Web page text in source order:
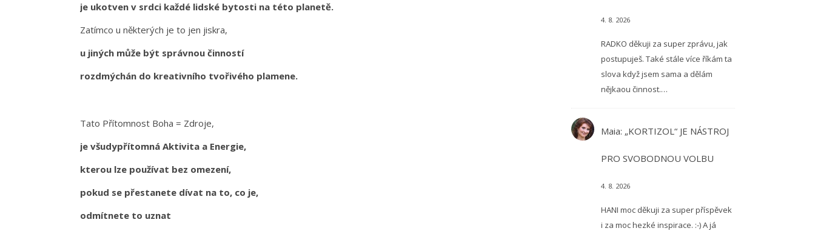
je ukotven v srdci každé lidské bytosti na této planetě.
Zatímco u některých je to jen jiskra,
u jiných může být správnou činností
rozdmýchán do kreativního tvořivého plamene.
Tato Přítomnost Boha = Zdroje,
je všudypřítomná Aktivita a Energie,
kterou lze používat bez omezení,
pokud se přestanete dívat na to, co je,
odmítnete to uznat
4. 8. 2026
RADKO děkuji za super zprávu, jak
postupuješ. Také stále více říkám ta
slova když jsem sama a dělám
nějkaou činnost.…
Maia: „KORTIZOL“ JE NÁSTROJ
PRO SVOBODNOU VOLBU
4. 8. 2026
HANI moc děkuji za super příspěvek
i za moc hezké inspirace. :-) A já